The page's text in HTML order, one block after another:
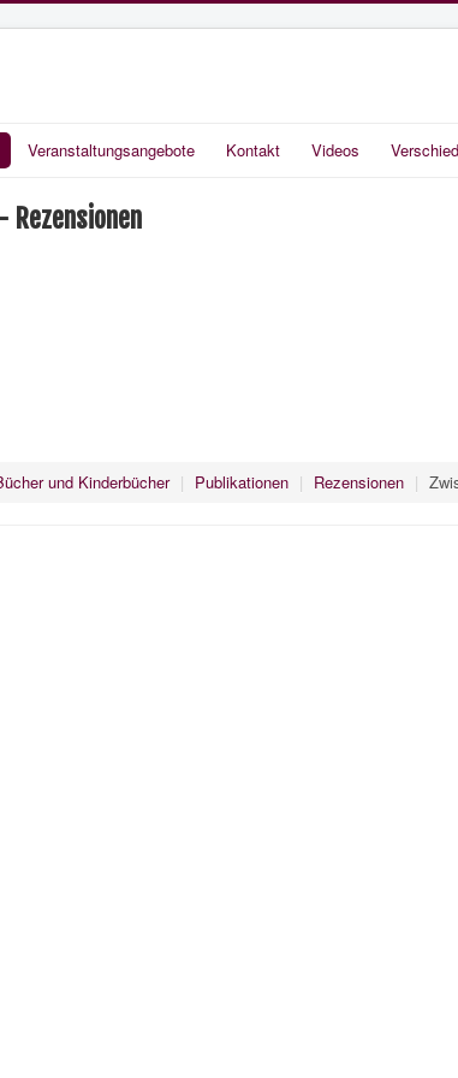
Veranstaltungsangebote Kontakt Videos
Rezensionen
und Kinderbücher | Publikationen | Rezensionen |